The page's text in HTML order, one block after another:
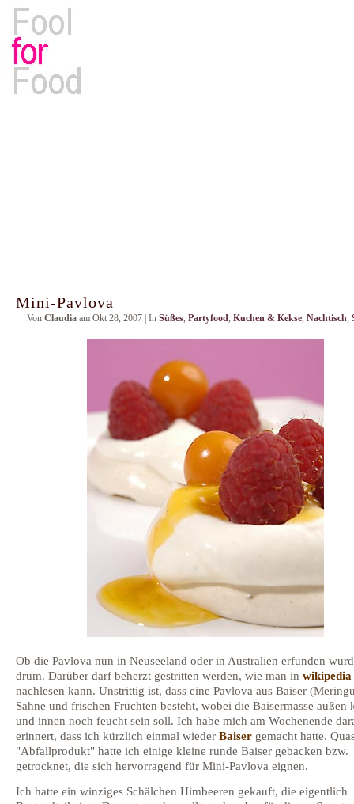
Mini-Pavlova
Von Claudia am Okt 28, 2007 | In Süßes, Partyfood, Kuchen & Kekse, Nachtisch,
Ob die Pavlova nun in Neuseeland oder in Australien erfunden
drum. Darüber darf beherzt gestritten werden, wie man in wikipedia
nachlesen kann. Unstrittig ist, dass eine Pavlova aus Baiser
Sahne und frischen Früchten besteht, wobei die Baisermasse außen
und innen noch feucht sein soll. Ich habe mich am Wochenende
erinnert, dass ich kürzlich einmal wieder Baiser gemacht hatte.
"Abfallprodukt" hatte ich einige kleine runde Baiser gebacken bzw.
getrocknet, die sich hervorragend für Mini-Pavlova eignen.
Ich hatte ein winziges Schälchen Himbeeren gekauft, die eigentlich